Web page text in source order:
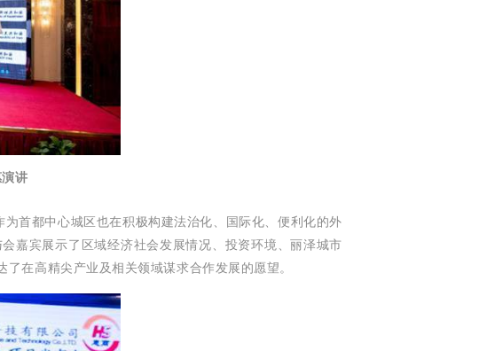
讲
首都中心城区也在积极构建法治化、国际化、便利化的外
嘉宾展示了区域经济社会发展情况、投资环境、丽泽城市
在高精尖产业及相关领域谋求合作发展的愿望。